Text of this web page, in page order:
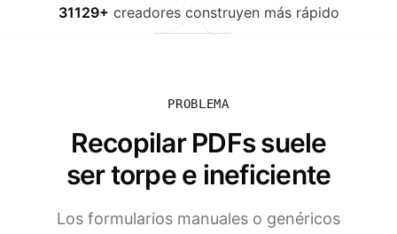
31129+ creadores construyen más rápido
PROBLEMA
Recopilar PDFs suele
ser torpe e ineficiente
Los formularios manuales o genéricos